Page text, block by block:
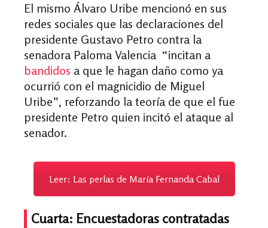
El mismo Álvaro Uribe mencionó en sus
redes sociales que las declaraciones del
presidente Gustavo Petro contra la
senadora Paloma Valencia “incitan a
bandidos a que le hagan daño como ya
ocurrió con el magnicidio de Miguel
Uribe”, reforzando la teoría de que el fue
presidente Petro quien incitó el ataque al
senador.
Leer: Las perlas de María Fernanda Cabal
Cuarta: Encuestadoras contratadas